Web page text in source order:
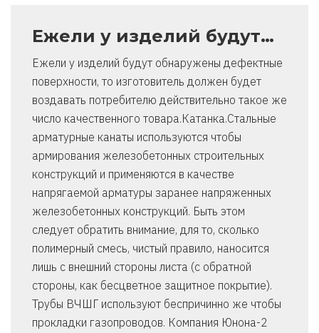
Ежели у изделий будут…
Ежели у изделий будут обнаружены дефектные
поверхности, то изготовитель должен будет
воздавать потребителю действительно такое же
число качественного товара.Катанка.Стальные
арматурные канаты используются чтобы
армирования железобетонных строительных
конструкций и применяются в качестве
напрягаемой арматуры заранее напряженных
железобетонных конструкций. Быть этом
следует обратить внимание, для то, сколько
полимерный смесь, чистый правило, наносится
лишь с внешний стороны листа (с обратной
стороны, как бесцветное защитное покрытие).
Трубы ВЧШГ используют беспричинно же чтобы
прокладки газопроводов. Компания Юнона-2